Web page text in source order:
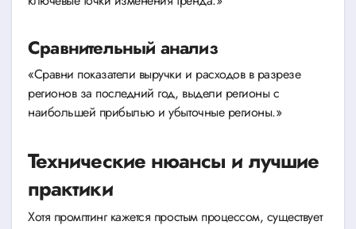
Сравнительный анализ
«Сравни показатели выручки и расходов в разрезе
регионов за последний год, выдели регионы с
наибольшей прибылью и убыточные регионы.»
Технические нюансы и лучшие
практики
Хотя промптинг кажется простым процессом, существует